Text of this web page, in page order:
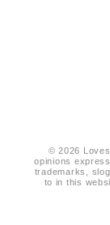
© 2026
opinions
trademarks,
to in this